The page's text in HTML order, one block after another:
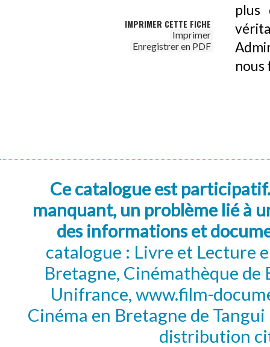
IMPRIMER CETTE FICHE
Imprimer
Enregistrer en PDF
plus
nous
Ce catalogue est
manquant, un problème lié à
des informations et
catalogue : Livre et Lecture
Bretagne, Cinémathèque de
Unifrance, www.film-
Cinéma en Bretagne de
distribution